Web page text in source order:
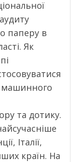
паперу в
Як
машинного
та дотику.
Італії,
країн. На